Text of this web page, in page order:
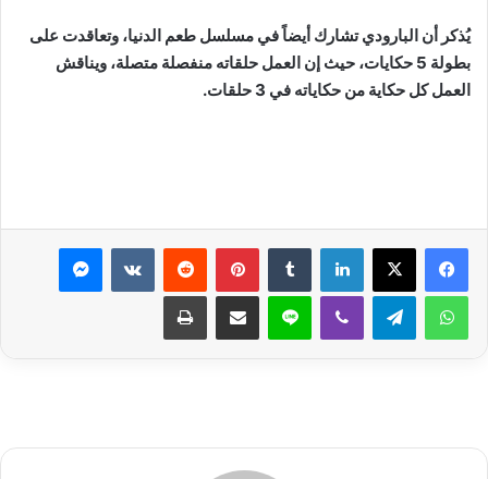
يُذكر أن البارودي تشارك أيضاً في مسلسل طعم الدنيا، وتعاقدت على
بطولة 5 حكايات، حيث إن العمل حلقاته منفصلة متصلة، ويناقش
العمل كل حكاية من حكاياته في 3 حلقات.
لينكدإن بينتيريست ماسنجر
واتساب تيلقرام ڤايبر لاين مشاركة عبر البريد طباعة